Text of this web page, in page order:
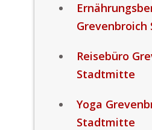
Reisebüro
Stadtmitte
Yoga
Stadtmitte